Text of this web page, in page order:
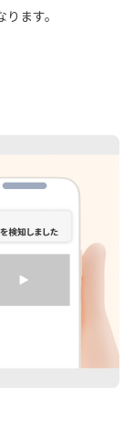
ます。